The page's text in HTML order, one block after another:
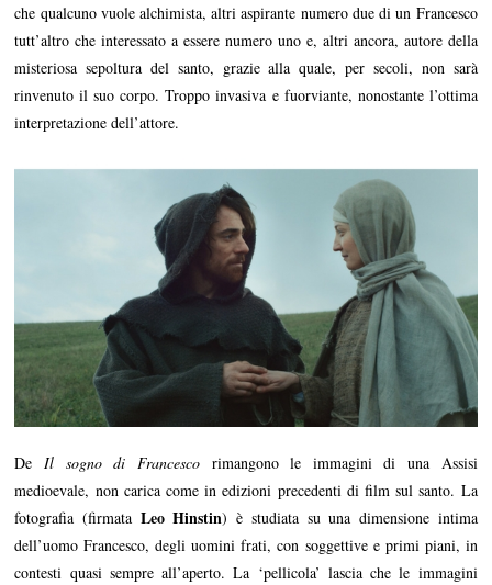
che qualcuno vuole alchimista, altri aspirante numero due di un Francesco
tutt’altro che interessato a essere numero uno e, altri ancora, autore della
misteriosa sepoltura del santo, grazie alla quale, per secoli, non sarà
rinvenuto il suo corpo. Troppo invasiva e fuorviante, nonostante l’ottima
interpretazione dell’attore.
DeIl sogno di Francescorimangono le immagini di una Assisi
medioevale, non carica come in edizioni precedenti di film sul santo. La
fotografia (firmata Leo Hinstin) è studiata su una dimensione intima
dell’uomo Francesco, degli uomini frati, con soggettive e primi piani, in
contesti quasi sempre all’aperto. La ‘pellicola’ lascia che le immagini